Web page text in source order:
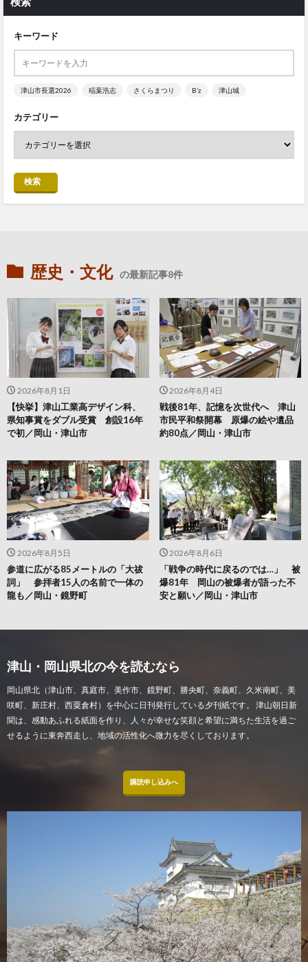
キーワード
津山市長選2026 稲葉浩志 さくらまつり B’z 津山城
カテゴリー
検索
歴史・文化 の最新記事8件
2026年8月6日
「戦争の時代に戻るのでは…」 被
爆81年 岡山の被爆者が語った不
安と願い／岡山・津山市
2026年8月5日
参道に広がる85メートルの「大祓
詞」 参拝者15人の名前で一体の
龍も／岡山・鏡野町
2026年8月4日
戦後81年、記憶を次世代へ 津山
市民平和祭開幕 原爆の絵や遺品
約80点／岡山・津山市
2026年8月1日
【快挙】津山工業高デザイン科、
県知事賞をダブル受賞 創設16年
で初／岡山・津山市
津山・岡山県北の今を読むなら
岡山県北（津山市、真庭市、美作市、鏡野町、勝央町、奈義町、久米南町、美
咲町、新庄村、西粟倉村）を中心に日刊発行している夕刊紙です。 津山朝日新
聞は、感動あふれる紙面を作り、人々が幸せな笑顔と希望に満ちた生活を過ご
せるように東奔西走し、地域の活性化へ微力を尽くしております。
購読申し込みへ